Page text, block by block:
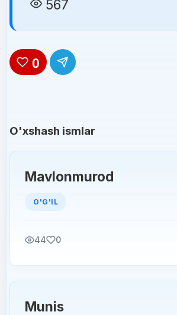
567
0
O'xshash ismlar
Mavlonmurod
O'G'IL
44 0
Munis